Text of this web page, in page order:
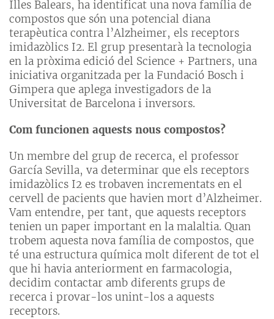
Illes Balears, ha identificat una nova família de
compostos que són una potencial diana
terapèutica contra l’Alzheimer, els receptors
imidazòlics I2. El grup presentarà la tecnologia
en la pròxima edició del Science + Partners, una
iniciativa organitzada per la Fundació Bosch i
Gimpera que aplega investigadors de la
Universitat de Barcelona i inversors.
Com funcionen aquests nous compostos?
Un membre del grup de recerca, el professor
García Sevilla, va determinar que els receptors
imidazòlics I2 es trobaven incrementats en el
cervell de pacients que havien mort d’Alzheimer.
Vam entendre, per tant, que aquests receptors
tenien un paper important en la malaltia. Quan
trobem aquesta nova família de compostos, que
té una estructura química molt diferent de tot el
que hi havia anteriorment en farmacologia,
decidim contactar amb diferents grups de
recerca i provar-los unint-los a aquests
receptors.